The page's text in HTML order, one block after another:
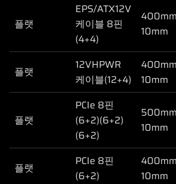
플랫
EPS/ATX12V
케이블 8핀
(4+4)
10mm
플랫
12VHPWR
케이블(12+4)
10mm
플랫
PCIe 8핀
(6+2)(6+2)
(6+2)
10mm
플랫
PCIe 8핀
(6+2)
10mm